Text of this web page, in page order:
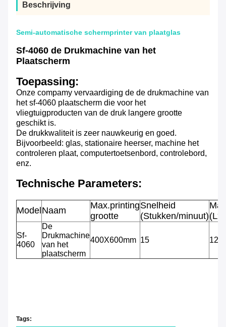
Beschrijving
Semi-automatische schermprinter van plaatglas
Sf-4060 de Drukmachine van het
Plaatscherm
Toepassing:
Onze compamy vervaardiging de de drukmachine van
het sf-4060 plaatscherm die voor het
vliegtuigproducten van de druk langere grootte
geschikt is.
De drukkwaliteit is zeer nauwkeurig en goed.
Bijvoorbeeld: glas, stationaire heerser, machine het
controleren plaat, computertoetsenbord, controlebord,
enz.
Technische Parameters:
Model Naam
Max.printing
grootte
Snelheid
(Stukken/minuut)
Sf-
4060
De
Drukmachine
van het
plaatscherm
400X600mm 15
Tags: